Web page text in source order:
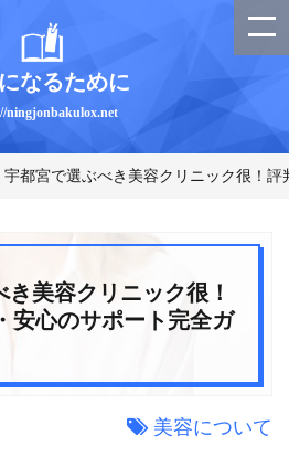
なるために
ningjonbakulox.net
宇都宮で選ぶべき美容クリニック很！
美容クリニック很！
安心のサポート完全ガ
美容について